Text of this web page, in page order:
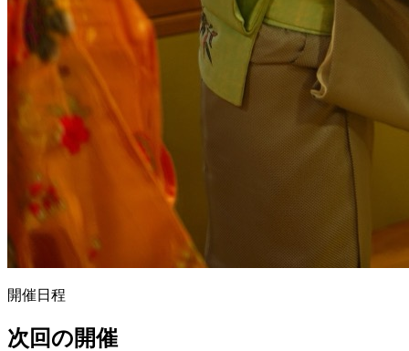
開催日程
次回の開催